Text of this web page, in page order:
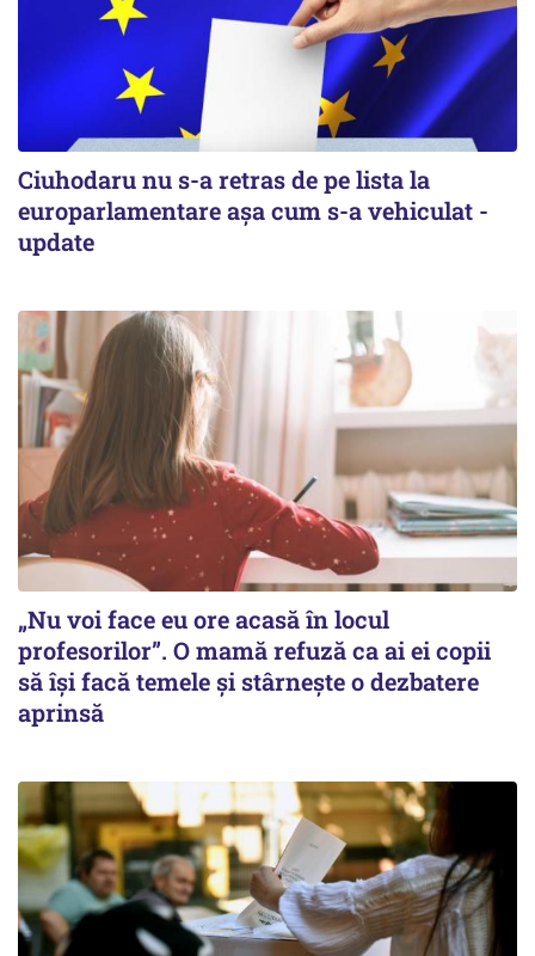
Ciuhodaru nu s-a retras de pe lista la
europarlamentare așa cum s-a vehiculat -
update
„Nu voi face eu ore acasă în locul
profesorilor”. O mamă refuză ca ai ei copii
să își facă temele și stârnește o dezbatere
aprinsă